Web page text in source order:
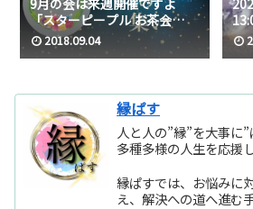
「スターピープル お茶会
2018」
2018.09.04
し
縁ぱす
人と人の”縁”を大事に
多種多様の人生を応援し
縁ぱすでは、お悩みに
え、解決への道へ進む